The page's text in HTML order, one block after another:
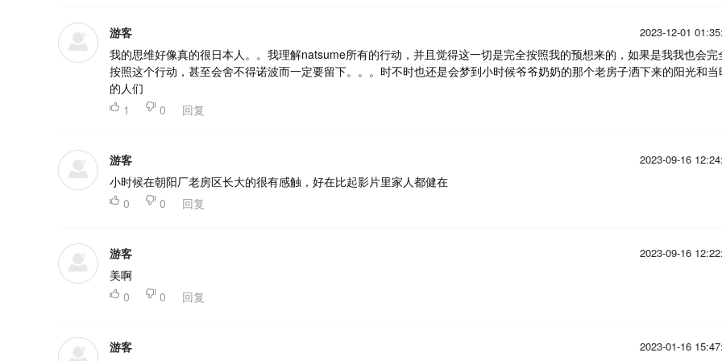
游客 2023-12-01
我的思维好像真的很日本人。。我理解natsume所有的行动，并且觉得这一切是完全按照我的预想来的，如果是我我也会完
按照这个行动，甚至会舍不得诺波而一定要留下。。。时不时也还是会梦到小时候爷爷奶奶的那个老房子洒下来的阳光和当
的人们
 1  0 回复
游客 2023-09-16
小时候在朝阳厂老房区长大的很有感触，好在比起影片里家人都健在
 0  0 回复
游客 2023-09-16
美啊
 0  0 回复
游客 2023-01-16